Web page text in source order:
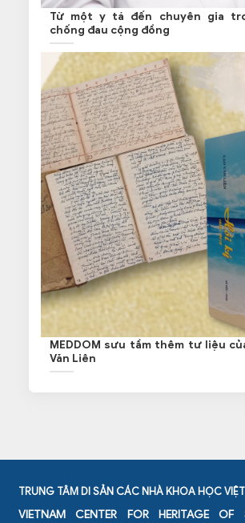
Từ một y tá đến chuyên gia
chống đau cộng đồng
MEDDOM sưu tầm thêm tư liệu
Văn Liên
TRUNG TÂM DI SẢN CÁC NHÀ KHOA HỌC
VIETNAM CENTER FOR HERITAGE OF